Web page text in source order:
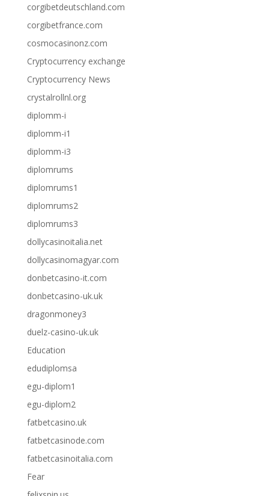
corgibetdeutschland.com
corgibetfrance.com
cosmocasinonz.com
Cryptocurrency exchange
Cryptocurrency News
crystalrollnl.org
diplomm-i
diplomm-i1
diplomm-i3
diplomrums
diplomrums1
diplomrums2
diplomrums3
dollycasinoitalia.net
dollycasinomagyar.com
donbetcasino-it.com
donbetcasino-uk.uk
dragonmoney3
duelz-casino-uk.uk
Education
edudiplomsa
egu-diplom1
egu-diplom2
fatbetcasino.uk
fatbetcasinode.com
fatbetcasinoitalia.com
Fear